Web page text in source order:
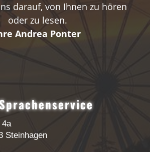
darauf, von Ihnen zu hören
oder zu lesen.
Andrea Ponter
4a
Steinhagen